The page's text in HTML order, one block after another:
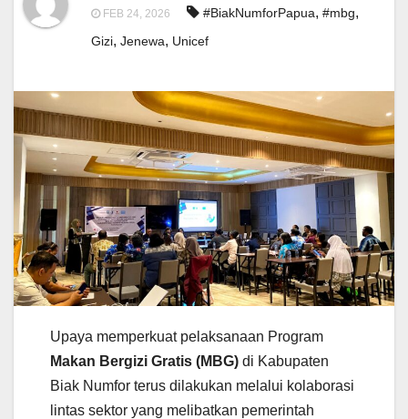
FEB 24, 2026 #BiakNumforPapua, #mbg,
Gizi, Jenewa, Unicef
Upaya memperkuat pelaksanaan Program
Makan Bergizi Gratis (MBG) di Kabupaten
Biak Numfor terus dilakukan melalui kolaborasi
lintas sektor yang melibatkan pemerintah